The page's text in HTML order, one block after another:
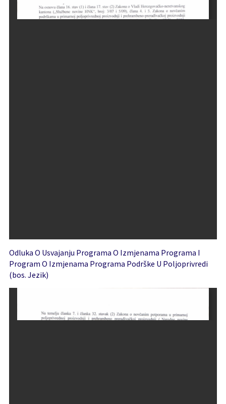
Odluka O Usvajanju Programa O Izmjenama Programa I
Program O Izmjenama Programa Podrške U Poljoprivredi
(bos. Jezik)